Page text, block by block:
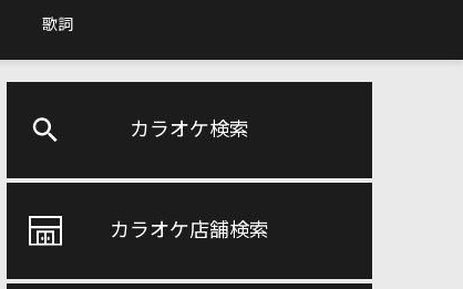
歌詞
カラオケ検索
カラオケ店舗検索